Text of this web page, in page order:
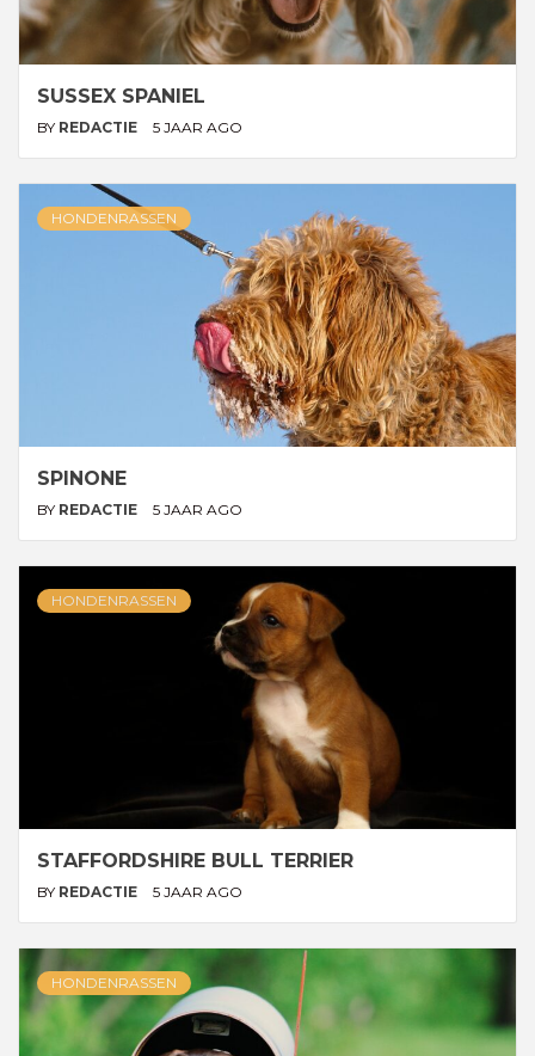
SUSSEX SPANIEL
BY REDACTIE 5 JAAR AGO
HONDENRASSEN
SPINONE
BY REDACTIE 5 JAAR AGO
HONDENRASSEN
STAFFORDSHIRE BULL TERRIER
BY REDACTIE 5 JAAR AGO
HONDENRASSEN